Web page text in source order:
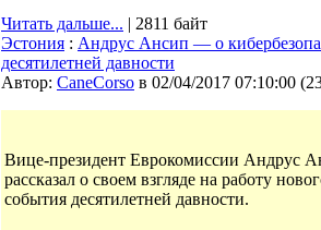
Читать дальше... | 2811 байт
Эстония : Андрус Ансип — о
десятилетней давности
Автор: CaneCorso в 02/04/2017 07:10:00 (
Вице-президент Еврокомиссии Андрус
рассказал о своем взгляде на работу
события десятилетней давности.